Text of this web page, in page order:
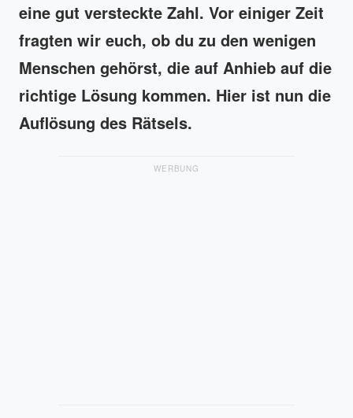
eine gut versteckte Zahl. Vor einiger Zeit
fragten wir euch, ob du zu den wenigen
Menschen gehörst, die auf Anhieb auf die
richtige Lösung kommen. Hier ist nun die
Auflösung des Rätsels.
WERBUNG